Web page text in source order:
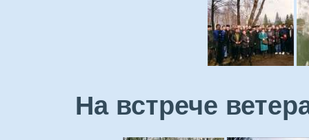
На встрече